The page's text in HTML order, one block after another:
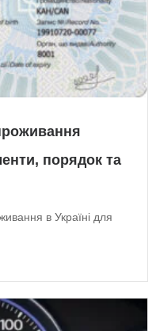
порядок та
в Україні для